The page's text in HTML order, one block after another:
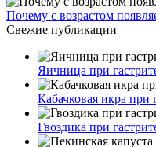
Почему с возрастом
Свежие публикации
Яичница при
Кабачковая икра при
Гвоздика при